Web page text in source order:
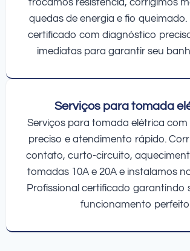
quedas de energia e fio queimado.
certificado com diagnóstico
imediatas para garantir seu
Serviços para tomada
Serviços para tomada elétrica
preciso e atendimento rápido.
contato, curto-circuito,
tomadas 10A e 20A e instalamos
Profissional certificado garantindo
funcionamento perfeito.